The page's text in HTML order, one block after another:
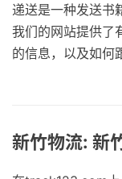
递送是一种发送书
我们的网站提供了
的信息，以及如何
新竹物流: 新